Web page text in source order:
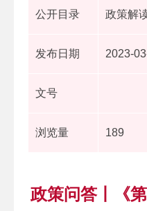
公开目录 政策解
发布日期 2023-
文号
浏览量 189
政策问答丨《